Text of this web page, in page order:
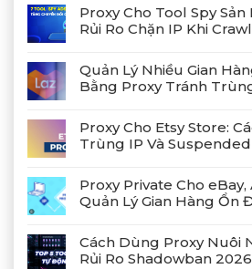
Proxy Cho Tool Spy Sản
Rủi Ro Chặn IP Khi
Quản Lý Nhiều Gian
Bằng Proxy Tránh
Proxy Cho Etsy Store:
Trùng IP Và
Proxy Private Cho
Quản Lý Gian Hàng Ổn
Cách Dùng Proxy Nuôi
Rủi Ro Shadowban 2026